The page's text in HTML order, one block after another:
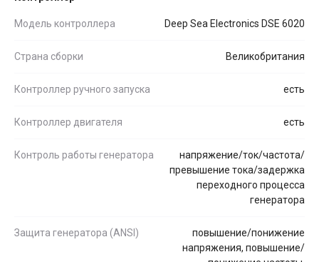
Модель контроллера Deep Sea Electronics DSE 6020
Страна сборки Великобритания
Контроллер ручного запуска есть
Контроллер двигателя есть
Контроль работы генератора
напряжение/ток/частота/
превышение тока/задержка
переходного процесса
генератора
Защита генератора (ANSI)
повышение/понижение
напряжения, повышение/